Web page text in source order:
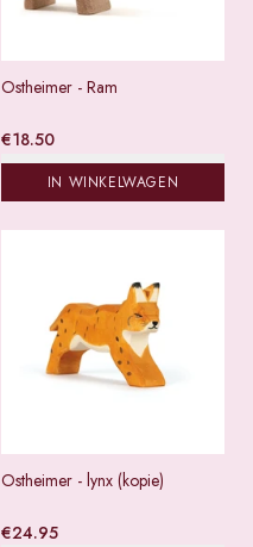
Ostheimer - Ram
€18.50
IN WINKELWAGEN
Ostheimer - lynx (kopie)
€24.95